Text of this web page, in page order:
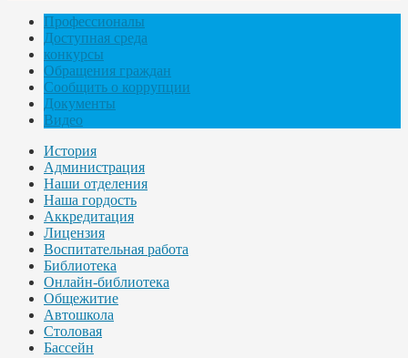
Профессионалы
Доступная среда
конкурсы
Обращения граждан
Сообщить о коррупции
Документы
Видео
История
Администрация
Наши отделения
Наша гордость
Аккредитация
Лицензия
Воспитательная работа
Библиотека
Онлайн-библиотека
Общежитие
Автошкола
Столовая
Бассейн